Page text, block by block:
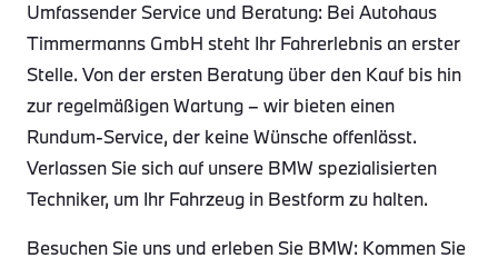
Umfassender Service und Beratung: Bei Autohaus
Timmermanns GmbH steht Ihr Fahrerlebnis an erster
Stelle. Von der ersten Beratung über den Kauf bis hin
zur regelmäßigen Wartung – wir bieten einen
Rundum-Service, der keine Wünsche offenlässt.
Verlassen Sie sich auf unsere BMW spezialisierten
Techniker, um Ihr Fahrzeug in Bestform zu halten.
Besuchen Sie uns und erleben Sie BMW: Kommen Sie